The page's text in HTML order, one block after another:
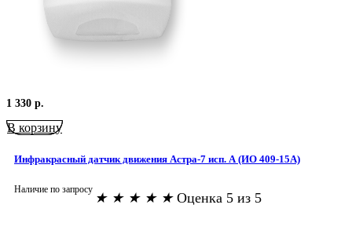
1 330 р.
В корзину
Инфракрасный датчик движения Астра-7 исп. А (ИО 409-15А)
Наличие по запросу
★ ★ ★ ★ ★ Оценка 5 из 5